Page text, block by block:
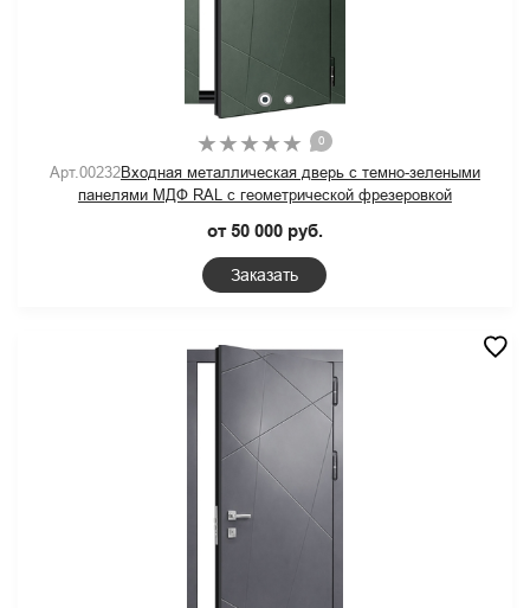
0
Арт.00232Входная металлическая дверь с темно-зелеными
панелями МДФ RAL с геометрической фрезеровкой
от 50 000 руб.
Заказать